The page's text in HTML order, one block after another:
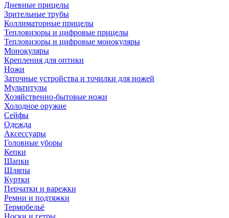
Дневные прицелы
Зрительные трубы
Коллиматорные прицелы
Тепловизоры и цифровые прицелы
Тепловизоры и цифровые монокуляры
Монокуляры
Крепления для оптики
Ножи
Заточные устройства и точилки для ножей
Мультитулы
Хозяйственно-бытовые ножи
Холодное оружие
Сейфы
Одежда
Аксессуары
Головные уборы
Кепки
Шапки
Шляпы
Куртки
Перчатки и варежки
Ремни и подтяжки
Термобельё
Носки и гетры